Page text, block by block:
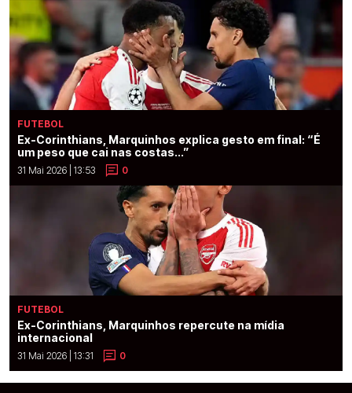
FUTEBOL
Ex-Corinthians, Marquinhos explica gesto em final: “É
um peso que cai nas costas...”
31 Mai 2026 | 13:53 0
FUTEBOL
Ex-Corinthians, Marquinhos repercute na mídia
internacional
31 Mai 2026 | 13:31 0